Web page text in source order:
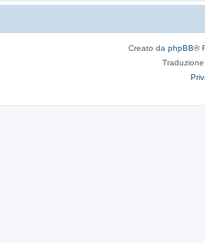
Creato da phpBB®